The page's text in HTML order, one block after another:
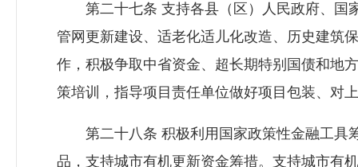
第二十七条 支持各县（区）人民政府、国
管网更新建设、适老化适儿化改造、历史建筑
作，积极争取中省资金、超长期特别国债和地
策培训，指导项目责任单位做好项目包装、对
第二十八条 积极利用国家政策性金融工具
品，支持城市有机更新资金筹措。支持城市有